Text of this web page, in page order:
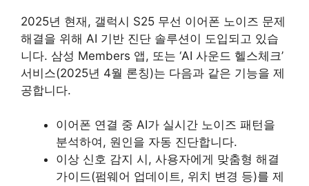
2025년 현재, 갤럭시 S25 무선 이어폰 노이즈 문제
해결을 위해 AI 기반 진단 솔루션이 도입되고 있습
니다. 삼성 Members 앱, 또는 ‘AI 사운드 헬스체크’
서비스(2025년 4월 론칭)는 다음과 같은 기능을 제
공합니다.
이어폰 연결 중 AI가 실시간 노이즈 패턴을
분석하여, 원인을 자동 진단합니다.
이상 신호 감지 시, 사용자에게 맞춤형 해결
가이드(펌웨어 업데이트, 위치 변경 등)를 제